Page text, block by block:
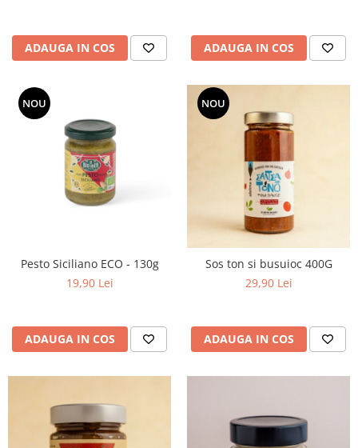
ADAUGA IN COS ADAUGA IN COS
NOU
Pesto Siciliano ECO - 130g
19,90 Lei
ADAUGA IN COS
NOU
Sos ton si busuioc 400G
29,90 Lei
ADAUGA IN COS